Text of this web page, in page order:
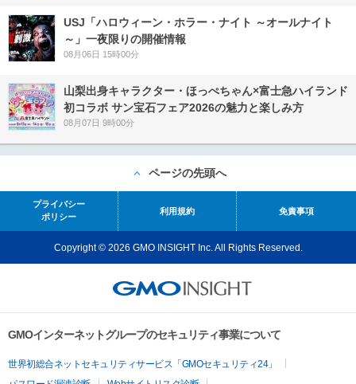
USJ「ハロウィーン・ホラー・ナイト ～オールナイト
～」一夜限りの開催情報
08月06日 15時00分
山梨出身キャラクター・ほっぺちゃん×富士急ハイランド
初コラボ サン宝石フェア2026の魅力と楽しみ方
08月07日 9時00分
ページの先頭へ
プライバシー
ポリシー
利用規約 免責事項
Copyright © 2026 GMO INSIGHT Inc. All Rights Reserved.
GMOインターネットグループのセキュリティ事業について
世界初総合ネットセキュリティサービス「GMOセキュリティ24」